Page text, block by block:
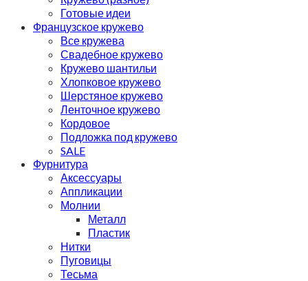
Готовые идеи
Французское кружево
Все кружева
Свадебное кружево
Кружево шантильи
Хлопковое кружево
Шерстяное кружево
Ленточное кружево
Кордовое
Подложка под кружево
SALE
Фурнитура
Аксессуары
Аппликации
Молнии
Металл
Пластик
Нитки
Пуговицы
Тесьма